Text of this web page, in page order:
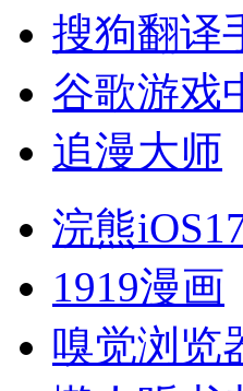
搜狗翻译
谷歌游戏
追漫大师
浣熊
1919漫画
嗅觉浏览